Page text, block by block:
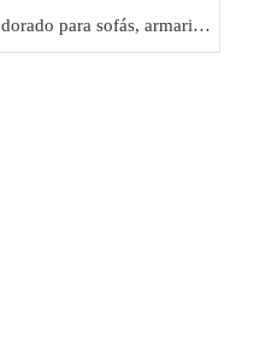
dorado para sofás, armarios